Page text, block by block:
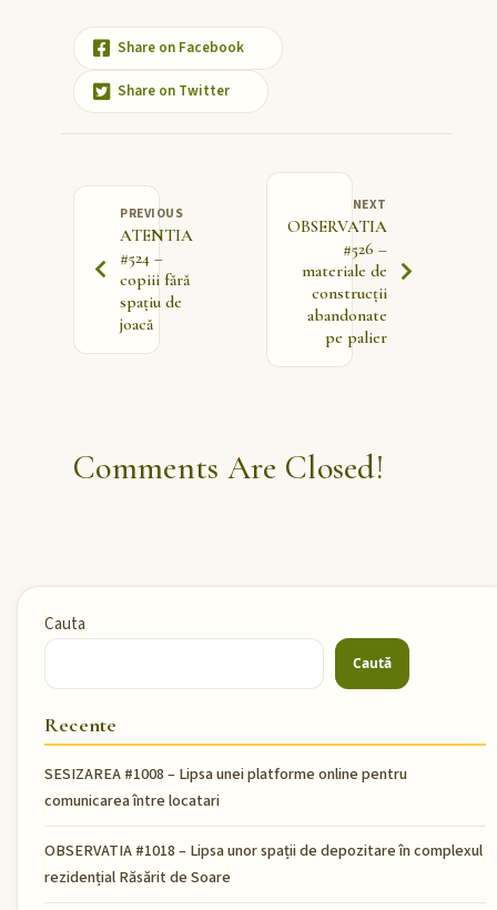
Share on Facebook
Share on Twitter
PREVIOUS
ATENTIA
#524 –
copiii fără
spațiu de
joacă
NEXT
OBSERVATIA
#526 –
materiale de
construcții
abandonate
pe palier
Comments Are Closed!
Cauta
Caută
Recente
SESIZAREA #1008 – Lipsa unei platforme online pentru
comunicarea între locatari
OBSERVATIA #1018 – Lipsa unor spații de depozitare în complexul
rezidențial Răsărit de Soare